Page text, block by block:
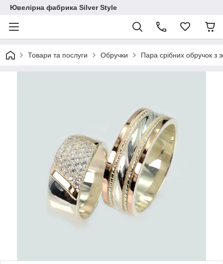
Ювелірна фабрика Silver Style
Товари та послуги Обручки Пара срібних обручок з